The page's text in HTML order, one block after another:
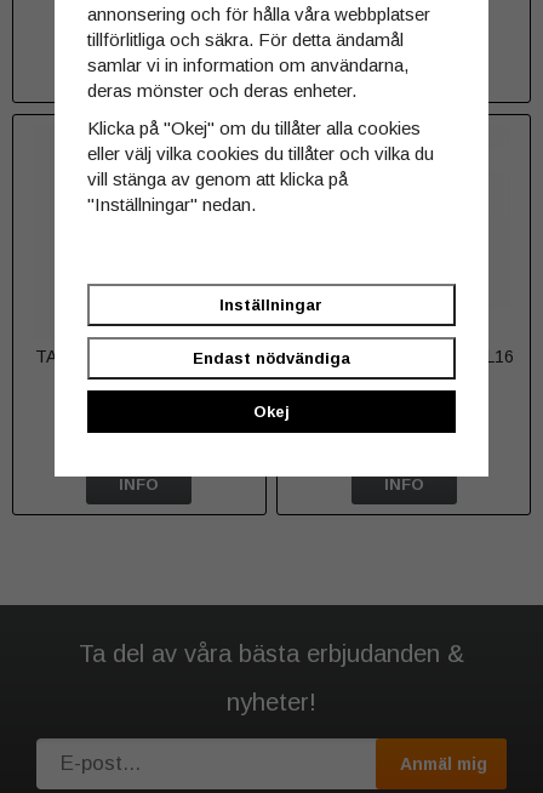
1 569 kr
INFO
1 395 kr
INFO
TAKTISKT HÖLSTER FÖR
FICKLAMPA
429 kr
INFO
Fjärrkontroll till Acebeam L16
2.0
249 kr
INFO
Ta del av våra bästa erbjudanden &
nyheter!
Anmäl mig
annonsering och för hålla våra webbplatser
tillförlitliga och säkra. För detta ändamål
samlar vi in information om användarna,
deras mönster och deras enheter.
Klicka på "Okej" om du tillåter alla cookies
eller välj vilka cookies du tillåter och vilka du
vill stänga av genom att klicka på
"Inställningar" nedan.
Inställningar
Endast nödvändiga
Okej